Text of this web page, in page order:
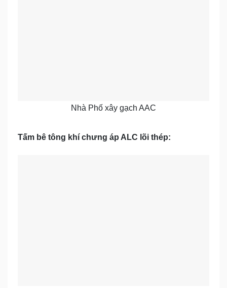
Nhà Phố xây gạch AAC
Tấm bê tông khí chưng áp ALC lõi thép: